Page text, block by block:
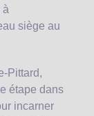
à
siège au
Pittard,
étape dans
incarner